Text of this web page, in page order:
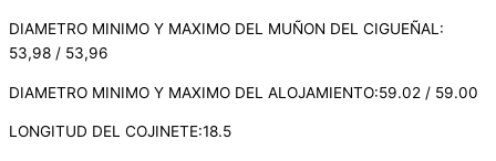
DIAMETRO MINIMO Y MAXIMO DEL MUÑON DEL CIGUEÑAL:
53,98 / 53,96
DIAMETRO MINIMO Y MAXIMO DEL ALOJAMIENTO:59.02 / 59.00
LONGITUD DEL COJINETE:18.5